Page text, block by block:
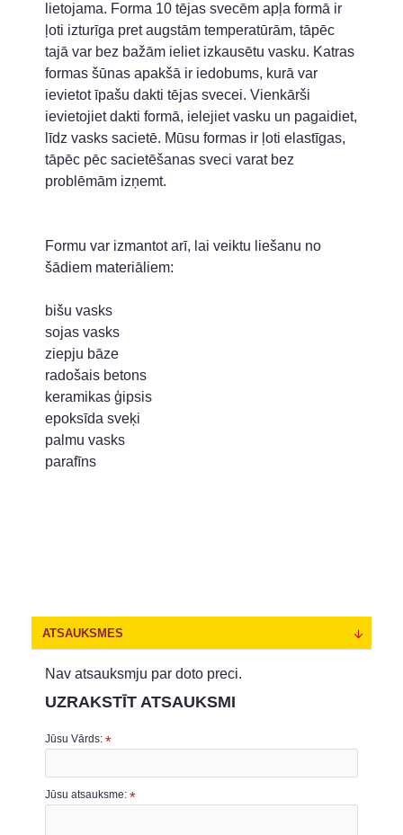
lietojama. Forma 10 tējas svecēm apļa formā ir
ļoti izturīga pret augstām temperatūrām, tāpēc
tajā var bez bažām ieliet izkausētu vasku. Katras
formas šūnas apakšā ir iedobums, kurā var
ievietot īpašu dakti tējas svecei. Vienkārši
ievietojiet dakti formā, ielejiet vasku un pagaidiet,
līdz vasks sacietē. Mūsu formas ir ļoti elastīgas,
tāpēc pēc sacietēšanas sveci varat bez
problēmām izņemt.
Formu var izmantot arī, lai veiktu liešanu no
šādiem materiāliem:
bišu vasks
sojas vasks
ziepju bāze
radošais betons
keramikas ģipsis
epoksīda sveķi
palmu vasks
parafīns
ATSAUKSMES
Nav atsauksmju par doto preci.
UZRAKSTĪT ATSAUKSMI
Jūsu Vārds:
Jūsu atsauksme: